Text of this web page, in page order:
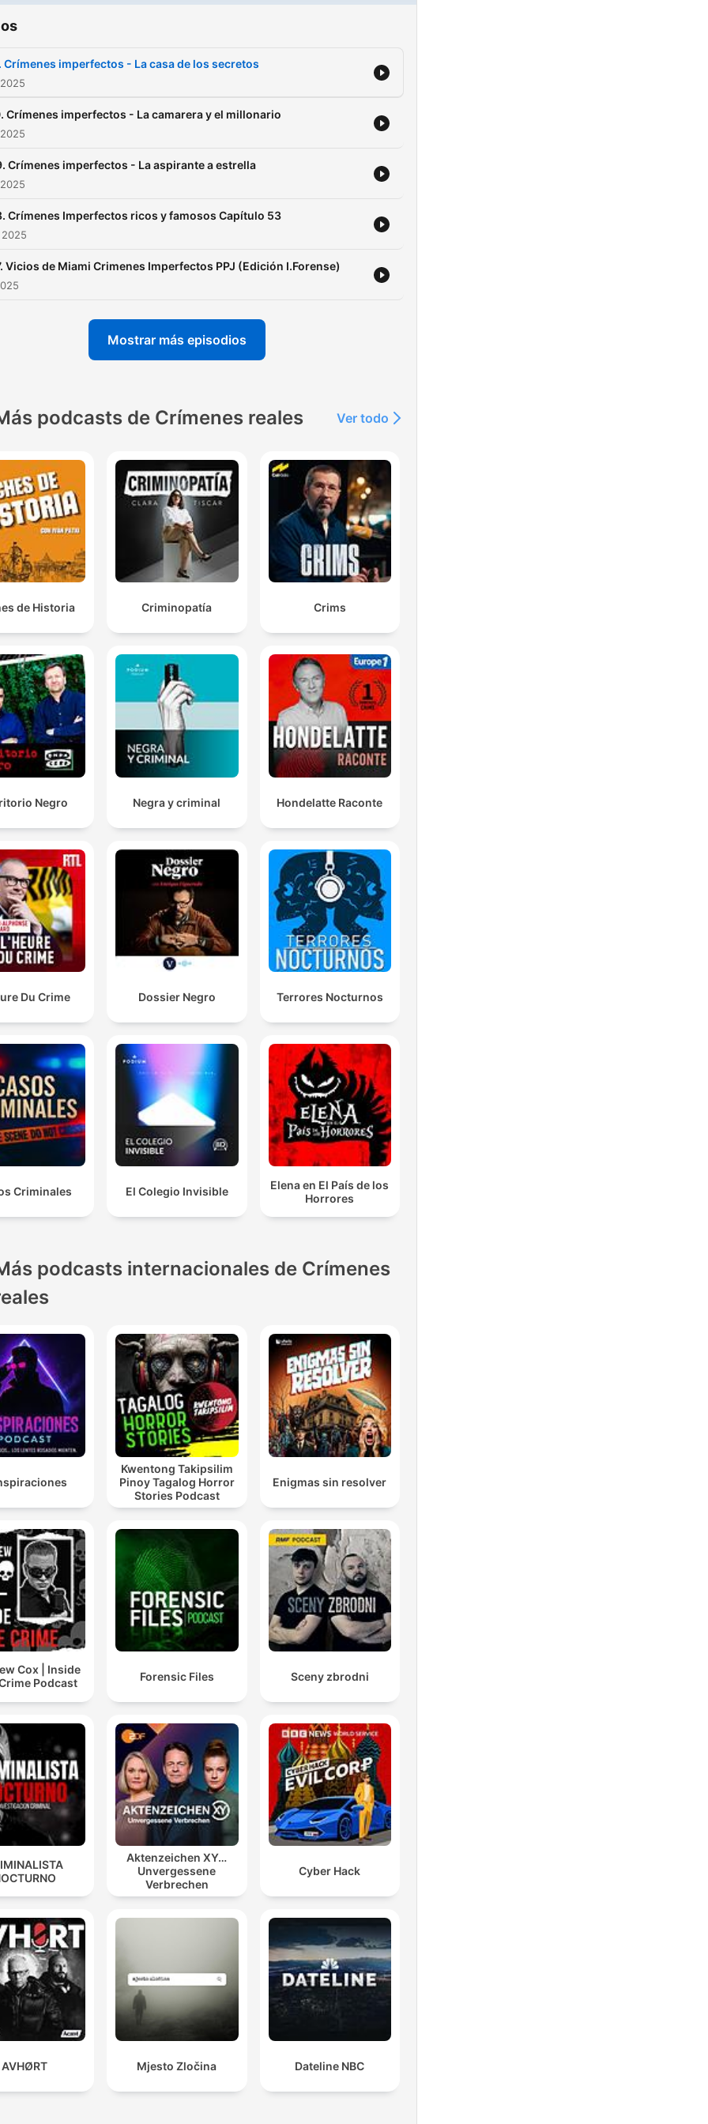
Crímenes imperfectos - La casa de los secretos
Crímenes imperfectos - La camarera y el millonario
Crímenes imperfectos - La aspirante a estrella
Crímenes Imperfectos ricos y famosos Capítulo 53
Vicios de Miami Crimenes Imperfectos PPJ (Edición I.Forense)
Mostrar más episodios
podcasts de Crímenes reales Ver todo
de Historia Criminopatía Crims
Negro Negra y criminal Hondelatte Raconte
Du Crime Dossier Negro Terrores Nocturnos
Criminales El Colegio Invisible
Elena en El País de los
Horrores
podcasts internacionales de Crímenes
Kwentong Takipsilim
Pinoy Tagalog Horror
Stories Podcast
Enigmas sin resolver
Cox | Inside
Podcast
Forensic Files Sceny zbrodni
Aktenzeichen XY…
Unvergessene
Verbrechen
Cyber Hack
AVHØRT Mjesto Zločina Dateline NBC